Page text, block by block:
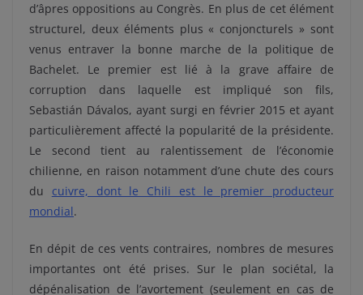
d’âpres oppositions au Congrès. En plus de cet élément
structurel, deux éléments plus « conjoncturels » sont
venus entraver la bonne marche de la politique de
Bachelet. Le premier est lié à la grave affaire de
corruption dans laquelle est impliqué son fils,
Sebastián Dávalos, ayant surgi en février 2015 et ayant
particulièrement affecté la popularité de la présidente.
Le second tient au ralentissement de l’économie
chilienne, en raison notamment d’une chute des cours
du cuivre, dont le Chili est le premier producteur
mondial.
En dépit de ces vents contraires, nombres de mesures
importantes ont été prises. Sur le plan sociétal, la
dépénalisation de l’avortement (seulement en cas de